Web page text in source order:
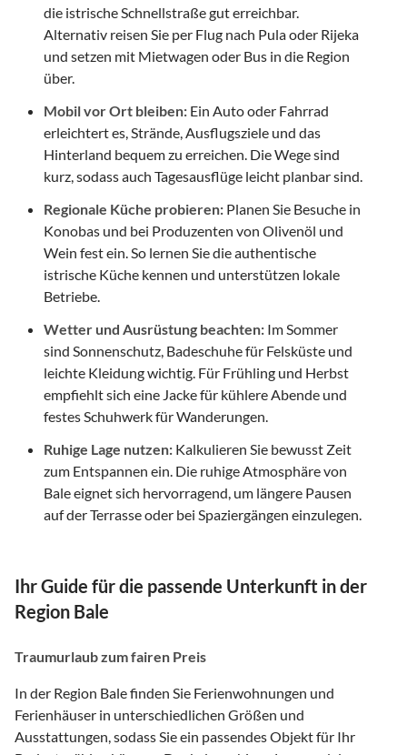
die istrische Schnellstraße gut erreichbar.
Alternativ reisen Sie per Flug nach Pula oder Rijeka
und setzen mit Mietwagen oder Bus in die Region
über.
Mobil vor Ort bleiben: Ein Auto oder Fahrrad
erleichtert es, Strände, Ausflugsziele und das
Hinterland bequem zu erreichen. Die Wege sind
kurz, sodass auch Tagesausflüge leicht planbar sind.
Regionale Küche probieren: Planen Sie Besuche in
Konobas und bei Produzenten von Olivenöl und
Wein fest ein. So lernen Sie die authentische
istrische Küche kennen und unterstützen lokale
Betriebe.
Wetter und Ausrüstung beachten: Im Sommer
sind Sonnenschutz, Badeschuhe für Felsküste und
leichte Kleidung wichtig. Für Frühling und Herbst
empfiehlt sich eine Jacke für kühlere Abende und
festes Schuhwerk für Wanderungen.
Ruhige Lage nutzen: Kalkulieren Sie bewusst Zeit
zum Entspannen ein. Die ruhige Atmosphäre von
Bale eignet sich hervorragend, um längere Pausen
auf der Terrasse oder bei Spaziergängen einzulegen.
Ihr Guide für die passende Unterkunft in der
Region Bale
Traumurlaub zum fairen Preis
In der Region Bale finden Sie Ferienwohnungen und
Ferienhäuser in unterschiedlichen Größen und
Ausstattungen, sodass Sie ein passendes Objekt für Ihr